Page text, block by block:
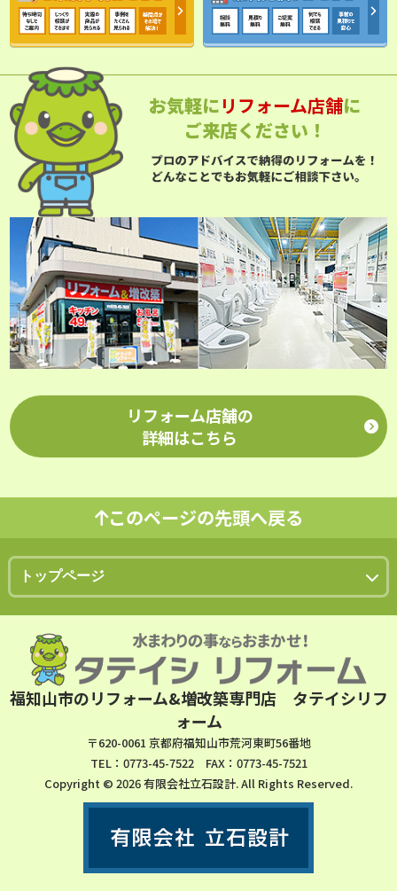
お気軽にリフォーム店舗に
ご来店ください！
リフォーム店舗の
詳細はこちら
このページの先頭へ戻る
福知山市のリフォーム&増改築専門店 タテイシリフ
ォーム
〒620-0061 京都府福知山市荒河東町56番地
TEL：0773-45-7522 FAX：0773-45-7521
Copyright © 2026 有限会社立石設計. All Rights Reserved.